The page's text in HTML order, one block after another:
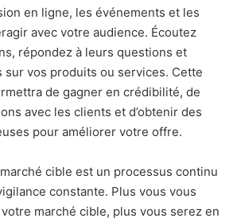
en ligne, les événements et les
avec votre audience. Écoutez
répondez à leurs questions et
sur vos produits ou services. Cette
de gagner en crédibilité, de
avec les clients et d’obtenir des
pour améliorer votre offre.
cible est un processus continu
constante. Plus vous vous
marché cible, plus vous serez en